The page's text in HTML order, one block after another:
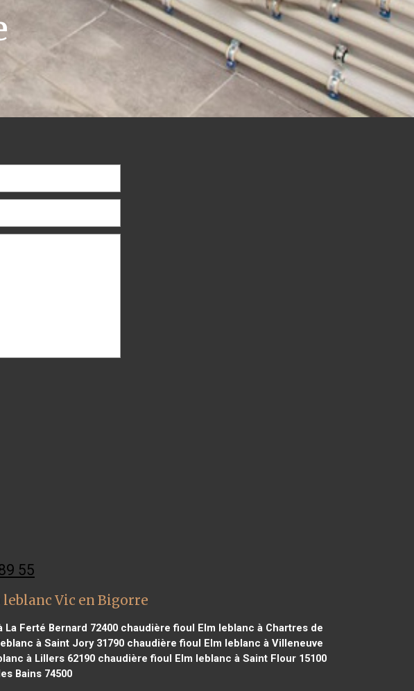
55
Vic en Bigorre
Ferté Bernard 72400chaudière fioul Elm leblanc à Chartres de
à Saint Jory 31790chaudière fioul Elm leblanc à Villeneuve
à Lillers 62190 chaudière fioul Elm leblanc à Saint Flour 15100
Bains 74500